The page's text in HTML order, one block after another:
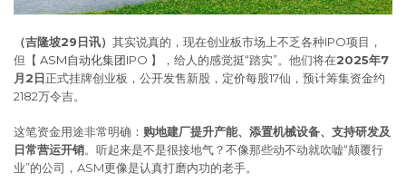
（吉隆坡29日讯） 其实说真的，现在创业板市场上不乏各种IPO项目，
但【 ASM自动化集团IPO 】，给人的感觉挺“踏实”。他们将在2025年7
月2日正式挂牌创业板，公开发售新股，定价每股17仙，预计筹集资金约
2182万令吉。
这笔资金用途非常明确： 购地建厂提升产能、添置机械设备、支持研发及
日常营运开销。听起来是不是很接地气？不像那些动不动就吹嘘“颠覆行
业”的公司，ASM更像是认真打磨内功的老手。